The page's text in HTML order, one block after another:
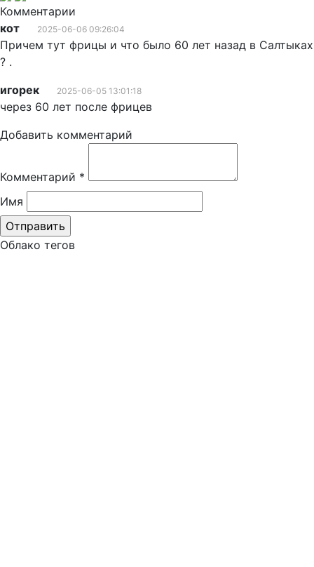
Комментарии
кот
2025-06-06 09:26:04
Причем тут фрицы и что было 60 лет назад в Салтыках
? .
игорек
2025-06-05 13:01:18
через 60 лет после фрицев
Добавить комментарий
Комментарий *
Имя
Облако тегов